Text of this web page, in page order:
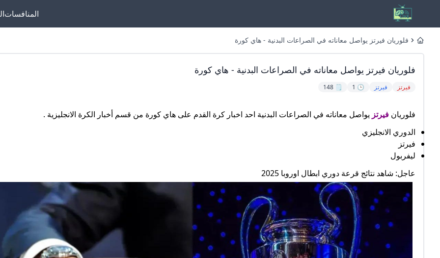
المنافسات
Homeفلوريان فيرتز يواصل معاناته في الصراعات البدنية - هاي كورة
فلوريان فيرتز يواصل معاناته في الصراعات البدنية - هاي كورة
فيرتز فيرتز 🕒 1
🗒️ 148
فلوريان فيرتز يواصل معاناته في الصراعات البدنية احد اخبار كرة القدم على هاي كورة من قسم أخبار الكرة الانجليزية .
الدوري الانجليزي
فيرتز
ليفربول
عاجل: شاهد نتائج قرعة دوري ابطال اوروبا 2025